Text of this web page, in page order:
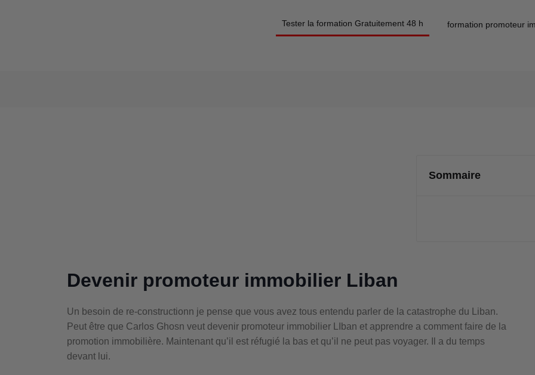
Tester la formation Gratuitement 48 h formation promoteur
Sommaire
Devenir promoteur immobilier Liban
Un besoin de re-constructionn je pense que vous avez tous entendu parler de la catastrophe du Liban.
Peut être que Carlos Ghosn veut devenir promoteur immobilier LIban et apprendre a comment faire de la
promotion immobilière. Maintenant qu’il est réfugié la bas et qu’il ne peut pas voyager. Il a du temps
devant lui.